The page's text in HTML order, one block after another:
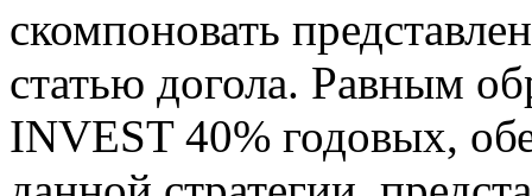
скомпоновать
статью догола. Равным
INVEST 40% годовых,